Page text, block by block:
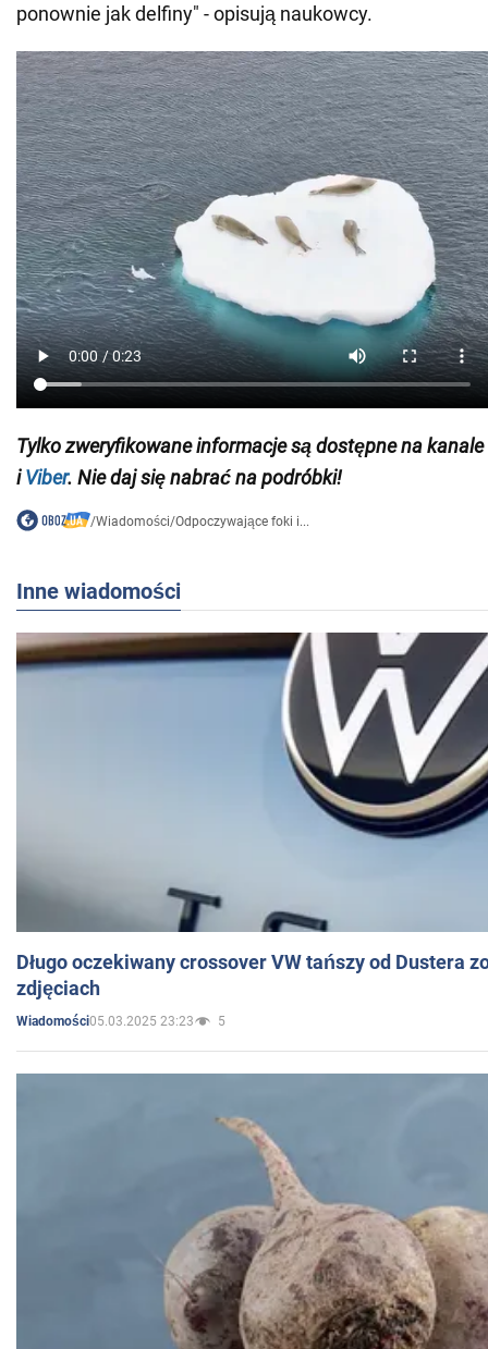
ponownie jak delfiny" - opisują naukowcy.
Tylko zweryfikowane informacje są dostępne nakanale
iViber. Nie daj się nabrać na podróbki!
/Wiadomości/Odpoczywające foki i...
Inne wiadomości
Długo oczekiwany crossover VW tańszy od Dustera
zdjęciach
Wiadomości05.03.2025 23:23 5